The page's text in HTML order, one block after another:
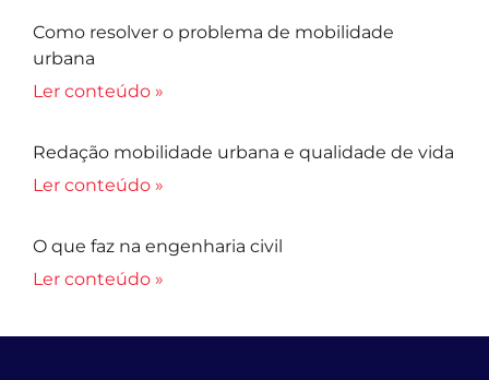
Como resolver o problema de mobilidade
urbana
Ler conteúdo »
Redação mobilidade urbana e qualidade de vida
Ler conteúdo »
O que faz na engenharia civil
Ler conteúdo »